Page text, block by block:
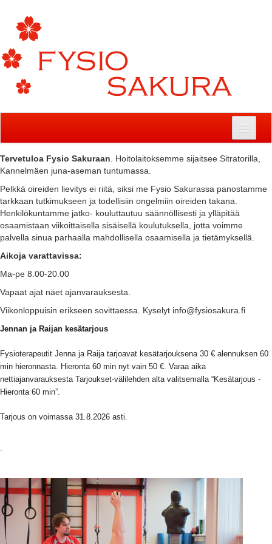
Tervetuloa Fysio Sakuraan . Hoitolaitoksemme sijaitsee Sitratorilla,
Kannelmäen juna-aseman tuntumassa.
Pelkkä oireiden lievitys ei riitä, siksi me Fysio Sakurassa panostamme
tarkkaan tutkimukseen ja todellisiin ongelmiin oireiden takana.
Henkilökuntamme jatko- kouluttautuu säännöllisesti ja ylläpitää
osaamistaan viikoittaisella sisäisellä koulutuksella, jotta voimme
palvella sinua parhaalla mahdollisella osaamisella ja tietämyksellä.
Aikoja varattavissa:
Ma-pe 8.00-20.00
Vapaat ajat näet ajanvarauksesta.
Viikonloppuisin erikseen sovittaessa. Kyselyt info@fysiosakura.fi
Jennan ja Raijan kesätarjous
Fysioterapeutit Jenna ja Raija tarjoavat kesätarjouksena 30 € alennuksen 60
min hieronnasta. Hieronta 60 min nyt vain 50 €. Varaa aika
nettiajanvarauksesta Tarjoukset-välilehden alta valitsemalla “Kesätarjous -
Hieronta 60 min”.
Tarjous on voimassa 31.8.2026 asti.